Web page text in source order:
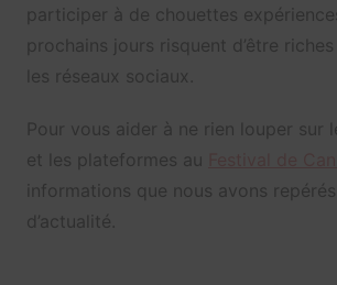
participer à de chouettes
prochains jours risquent d’être riches
les réseaux sociaux.
Pour vous aider à ne rien louper sur
et les plateformes au
informations que nous avons
d’actualité.